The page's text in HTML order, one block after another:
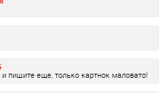
пишите еще, только картнок маловато!